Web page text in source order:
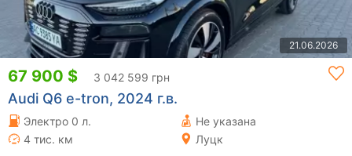
21.06.2026
67 900 $ 3 042 599 грн
Audi Q6 e-tron, 2024 г.в.
Электро 0 л.
Не указана
4 тис. км
Луцк